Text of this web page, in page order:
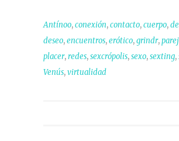
Antínoo,conexión,contacto,cuerpo,
deseo,encuentros,erótico,grindr,
placer,redes,sexcrópolis,sexo,sexting,
Venús,virtualidad